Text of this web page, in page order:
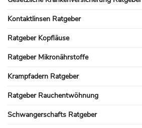
Kontaktlinsen Ratgeber
Ratgeber Kopfläuse
Ratgeber Mikronährstoffe
Krampfadern Ratgeber
Ratgeber Rauchentwöhnung
Schwangerschafts Ratgeber